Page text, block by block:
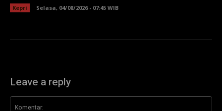
Kepri Selasa, 04/08/2026 - 07:45 WIB
Leave a reply